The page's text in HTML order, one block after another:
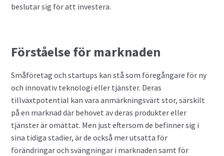
Valutahandel med hävstång
beslutar sig för att investera.
Förståelse för marknaden
Småföretag och startups kan stå som föregångare för ny
och innovativ teknologi eller tjänster. Deras
tillväxtpotential kan vara anmärkningsvärt stor, särskilt
på en marknad där behovet av deras produkter eller
tjänster är omättat. Men just eftersom de befinner sig i
sina tidiga stadier, är de också mer utsatta för
förändringar och svängningar i marknaden samt för